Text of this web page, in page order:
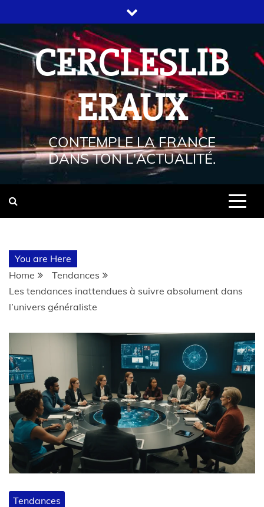
CERCLESLIB
ERAUX
CONTEMPLE LA FRANCE
DANS TON L'ACTUALITÉ.
You are Here
Home
Tendances
Les tendances inattendues à suivre absolument dans
l’univers généraliste
Tendances